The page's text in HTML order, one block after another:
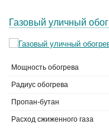
Газовый уличный
Мощность обогрева
Радиус обогрева
Пропан-бутан
Расход сжиженного газа